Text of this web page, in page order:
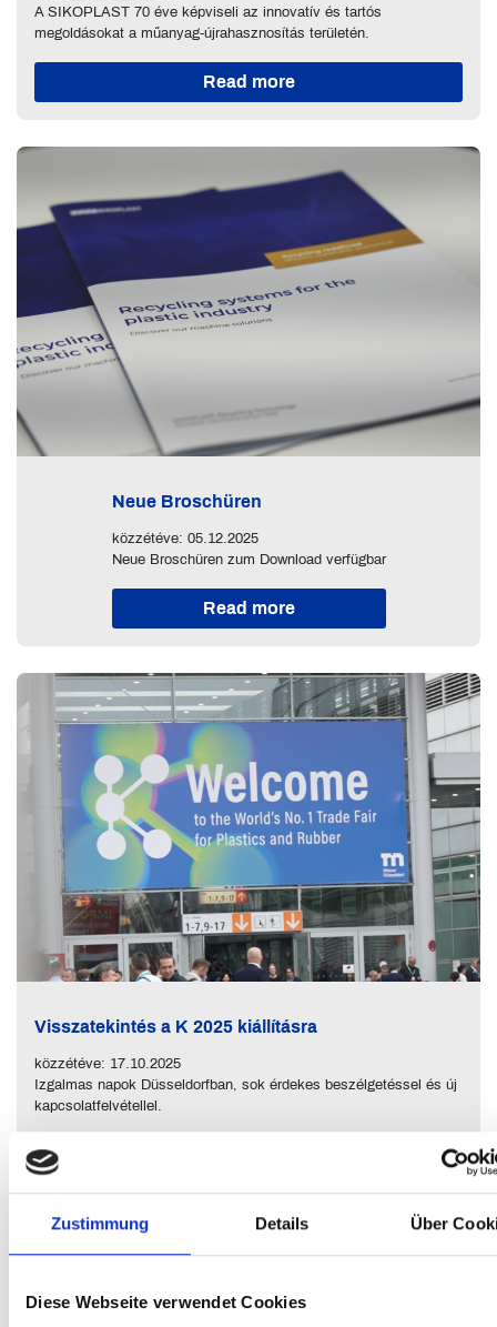
Zustimmung Details Über
Diese Webseite verwendet Cookies
A SIKOPLAST 70 éve képviseli az innovatív és tartós
megoldásokat a műanyag-újrahasznosítás területén.
Read more
Neue Broschüren
közzétéve: 05.12.2025
Neue Broschüren zum Download verfügbar
Read more
Visszatekintés a K 2025 kiállításra
közzétéve: 17.10.2025
Izgalmas napok Düsseldorfban, sok érdekes beszélgetéssel és új
kapcsolatfelvétellel.